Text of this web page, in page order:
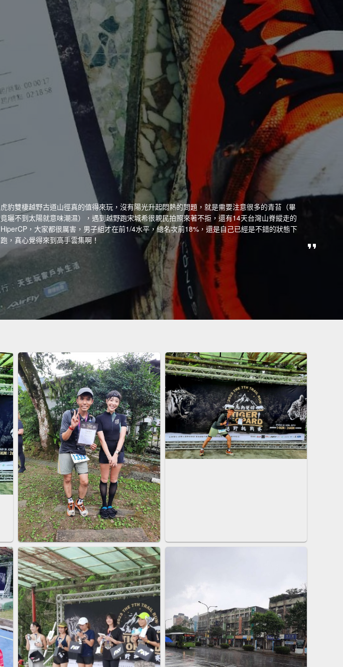
虎豹雙棲越野古道山徑真的值得來玩，沒有陽光升起悶熱的問題，就是需要注意很多的青苔（畢
竟曬不到太陽就意味潮濕），遇到越野跑宋城希很親民拍照來著不拒，還有14天台灣山脊縱走的
HiperCP，大家都很厲害，男子組才在前1/4水平，總名次前18%，還是自己已經是不錯的狀態下
跑，真心覺得來到高手雲集啊！